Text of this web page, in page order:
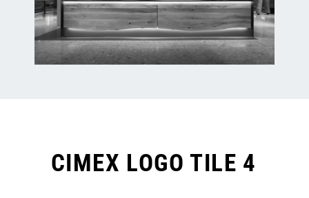
CIMEX LOGO TILE 4